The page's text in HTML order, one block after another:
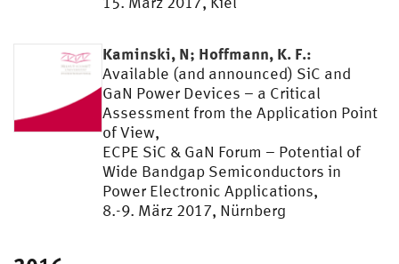
Kaminski, N; Hoffmann, K. F.:
Available (and announced) SiC and
GaN Power Devices – a Critical
Assessment from the Application Point
of View,
ECPE SiC & GaN Forum – Potential of
Wide Bandgap Semiconductors in
Power Electronic Applications,
8.-9. März 2017, Nürnberg